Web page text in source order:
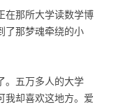
在那所大学读数学博
了那梦魂牵绕的小
。五万多人的大学
我却喜欢这地方。爱